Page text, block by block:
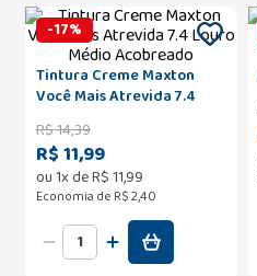
-17%
Tintura Creme Maxton
Você Mais Atrevida 7.4
Louro Médio Acobreado
R$14,39
R$ 11,99
ou1x deR$11,99
Economia de R$ 2,40